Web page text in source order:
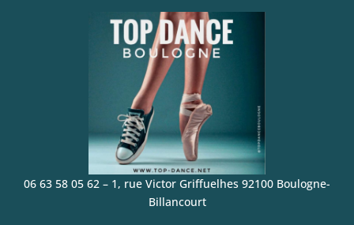
06 63 58 05 62 – 1, rue Victor Griffuelhes 92100 Boulogne-
Billancourt